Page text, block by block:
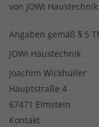
von JOWI Haustechnik
Angaben gemäß § 5
JOWI Haustechnik
Joachim Wickhüller
Hauptstraße 4
67471 Elmstein
Kontakt